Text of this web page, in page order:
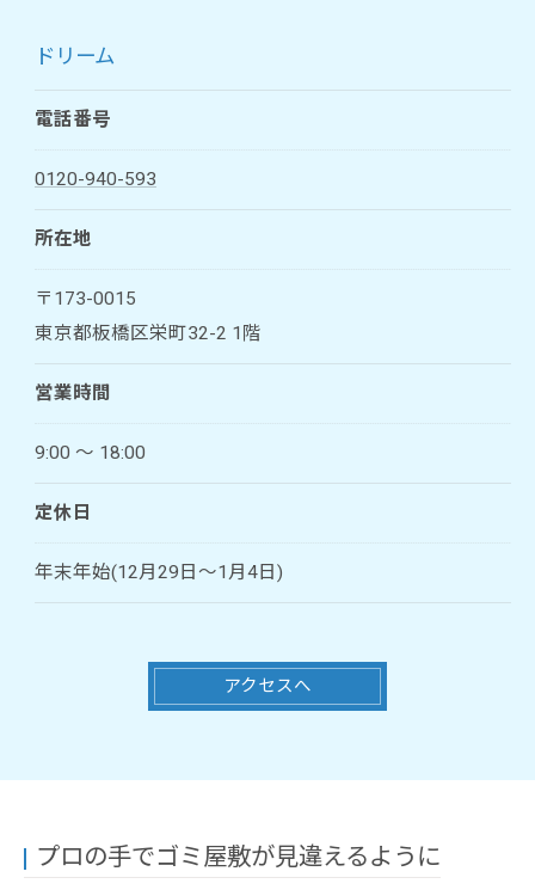
ドリーム
電話番号
0120-940-593
所在地
〒173-0015
東京都板橋区栄町32-2 1階
営業時間
9:00 〜 18:00
定休日
年末年始(12月29日～1月4日)
アクセスへ
プロの手でゴミ屋敷が見違えるように